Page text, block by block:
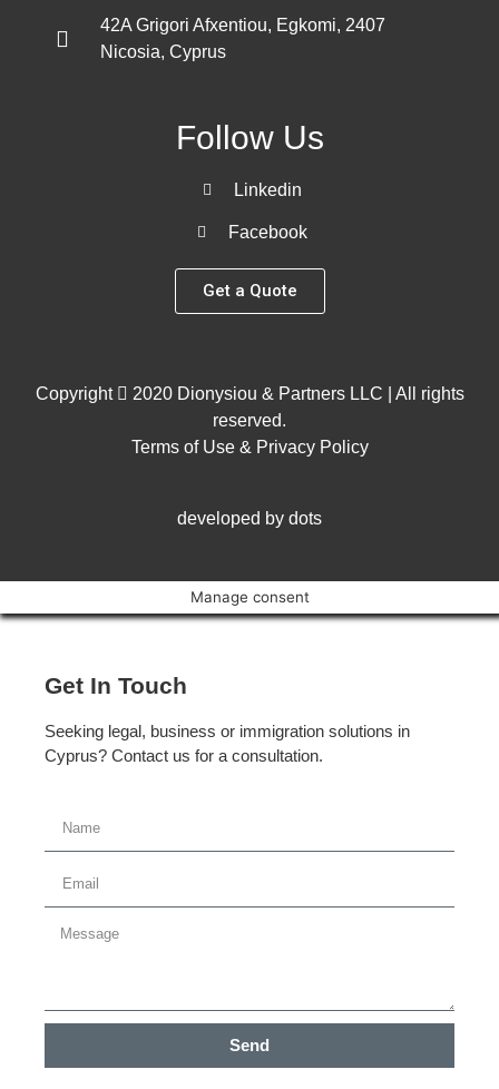
42A Grigori Afxentiou, Egkomi, 2407
Nicosia, Cyprus
Follow Us
Linkedin
Facebook
Get a Quote
Copyright
2020 Dionysiou & Partners LLC | All rights
reserved.
Terms of Use & Privacy Policy
developed by dots
Manage consent
Get In Touch
Seeking legal, business or immigration solutions in
Cyprus? Contact us for a consultation.
Send